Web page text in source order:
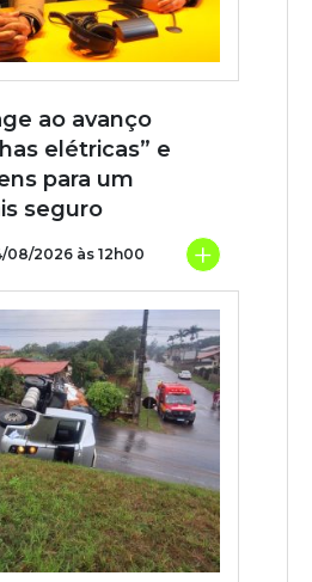
ao avanço
elétricas” e
para um
seguro
08/2026 às 12h00 +